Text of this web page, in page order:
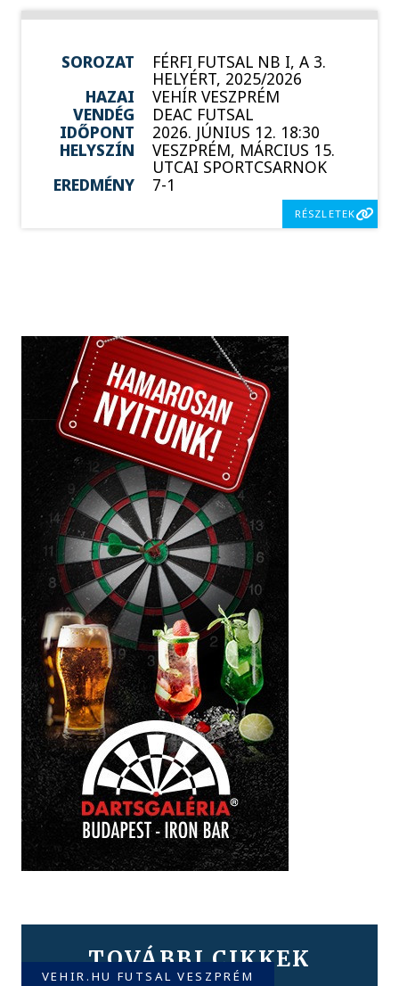
SOROZAT FÉRFI FUTSAL NB I, A 3.
HELYÉRT, 2025/2026
HAZAI
VEHÍR VESZPRÉM
VENDÉG
DEAC FUTSAL
IDŐPONT
2026. JÚNIUS 12. 18:30
HELYSZÍN
VESZPRÉM, MÁRCIUS 15.
UTCAI SPORTCSARNOK
EREDMÉNY
7-1
RÉSZLETEK
TOVÁBBI CIKKEK
VEHIR.HU FUTSAL VESZPRÉM